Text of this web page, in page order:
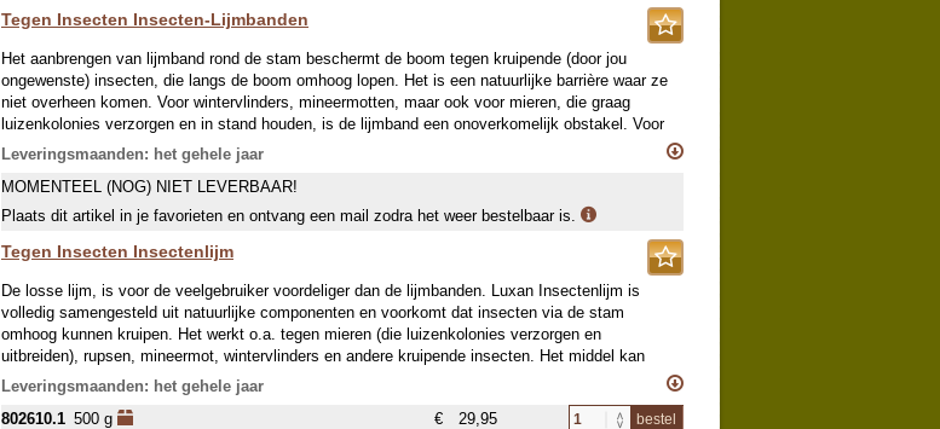
bedekt is en er groeit geen onkruid onder!
Tegen Insecten Insecten-Lijmbanden
Het aanbrengen van lijmband rond de stam beschermt de boom tegen kruipende (door jou
ongewenste) insecten, die langs de boom omhoog lopen. Het is een natuurlijke barrière waar ze
niet overheen komen. Voor wintervlinders, mineermotten, maar ook voor mieren, die graag
luizenkolonies verzorgen en in stand houden, is de lijmband een onoverkomelijk obstakel. Voor
een optimaal effect bevestig je 2 banden onder elkaar.
Kleine en grote wintervlinder
De rupsen van de wintervlinder vreten aan het blad, de bloem en de vrucht. Ze verpoppen zich in
stam kruipt het ongevleugelde vrouwtje naar de kruin van de boom en legt daar haar eitjes.
Paardenkastanjemineermot
De larven van deze mot vreten zich een weg door het blad. Hierdoor verkleurt en verdort het
blad. De mot verpopt zich, valt samen met het blad op de grond en overwintert daar. In het
voorjaar komt de mot uit de pop en kruipt of vliegt met verschillenden tussenstops via de stam
naar de kruin van de boom. De eitjes worden afgezet op de bovenzijde van het blad. De
paardenkastanjemineermot kent meerdere generaties per jaar.
Leveringsmaanden: het gehele jaar
MOMENTEEL (NOG) NIET LEVERBAAR!
Plaats dit artikel in je favorieten en ontvang een mail zodra het weer bestelbaar is.
Tegen Insecten Insectenlijm
De losse lijm, is voor de veelgebruiker voordeliger dan de lijmbanden. Luxan Insectenlijm is
volledig samengesteld uit natuurlijke componenten en voorkomt dat insecten via de stam
omhoog kunnen kruipen. Het werkt o.a. tegen mieren (die luizenkolonies verzorgen en
uitbreiden), rupsen, mineermot, wintervlinders en andere kruipende insecten. Het middel kan
direct op de stam worden aangebracht, maar het kan ook worden ingezet om lijmbanden van een
nieuwe kleefkraag te voorzien. Het product is regenvast. 500 g is voor 16 m lijmband.
Leveringsmaanden: het gehele jaar
802610.1 500 g € 29,95 bestel